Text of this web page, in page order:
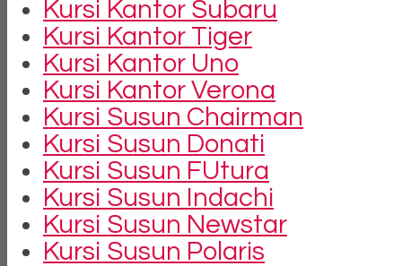
Kursi Kantor Subaru
Kursi Kantor Tiger
Kursi Kantor Uno
Kursi Kantor Verona
Kursi Susun Chairman
Kursi Susun Donati
Kursi Susun FUtura
Kursi Susun Indachi
Kursi Susun Newstar
Kursi Susun Polaris